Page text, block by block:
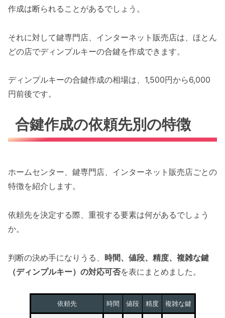
作成は断られることがあるでしょう。
それに対して鍵専門店、インターネット販売店は、ほとん
どの店でディンプルキーの合鍵を作成できます。
ディンプルキーの合鍵作成の相場は、1,500円から6,000
円前後です。
合鍵作成の依頼先別の特徴
ホームセンター、鍵専門店、インターネット販売店ごとの
特徴を紹介します。
依頼先を決定する際、重視する要素は何があるでしょう
か。
判断の決め手になりうる、 時間、値段、精度、複雑な鍵
（ディンプルキー）の対応可否を表にまとめました。
依頼先 時間 値段 精度 複雑な鍵